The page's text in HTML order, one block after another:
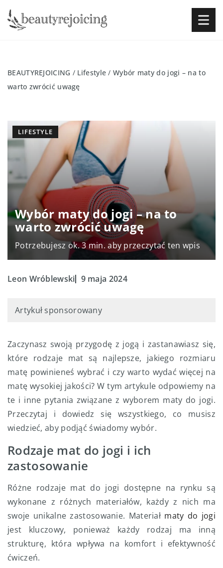
BEAUTYREJOICING / Lifestyle /Wybór maty do jogi – na to
warto zwrócić uwagę
Wybór maty do jogi – na to
warto zwrócić uwagę
Potrzebujesz ok. 3 min. aby przeczytać ten wpis
LIFESTYLE
Leon Wróblewski 9 maja 2024
Artykuł sponsorowany
Zaczynasz swoją przygodę z jogą i zastanawiasz się,
które rodzaje mat są najlepsze, jakiego rozmiaru
matę powinieneś wybrać i czy warto wydać więcej na
matę wysokiej jakości? W tym artykule odpowiemy na
te i inne pytania związane z wyborem maty do jogi.
Przeczytaj i dowiedz się wszystkiego, co musisz
wiedzieć, aby podjąć świadomy wybór.
Rodzaje mat do jogi i ich
zastosowanie
Różne rodzaje mat do jogi dostępne na rynku są
wykonane z różnych materiałów, każdy z nich ma
swoje unikalne zastosowanie. Materiał maty do jogi
jest kluczowy, ponieważ każdy rodzaj ma inną
strukturę, która wpływa na komfort i efektywność
ćwiczeń.